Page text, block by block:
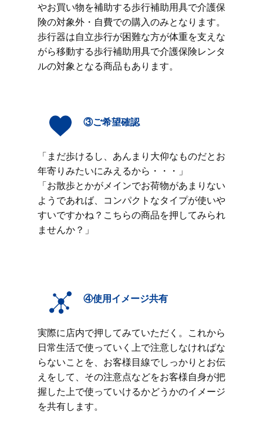
やお買い物を補助する歩行補助用具で介護保
険の対象外・自費での購入のみとなります。
歩行器は自立歩行が困難な方が体重を支えな
がら移動する歩行補助用具で介護保険レンタ
ルの対象となる商品もあります。
③ご希望確認
「まだ歩けるし、あんまり大仰なものだとお
年寄りみたいにみえるから・・・」
「お散歩とかがメインでお荷物があまりない
ようであれば、コンパクトなタイプが使いや
すいですかね？こちらの商品を押してみられ
ませんか？」
④使用イメージ共有
実際に店内で押してみていただく。これから
日常生活で使っていく上で注意しなければな
らないことを、お客様目線でしっかりとお伝
えをして、その注意点などをお客様自身が把
握した上で使っていけるかどうかのイメージ
を共有します。